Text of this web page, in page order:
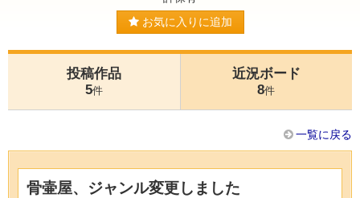
お気に入りに追加
投稿作品
5件
近況ボード
8件
一覧に戻る
骨壷屋、ジャンル変更しました